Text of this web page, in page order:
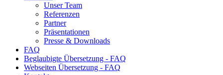
Unser Team
Referenzen
Partner
Präsentationen
Presse & Downloads
FAQ
Beglaubigte Übersetzung - FAQ
Webseiten Übersetzung - FAQ